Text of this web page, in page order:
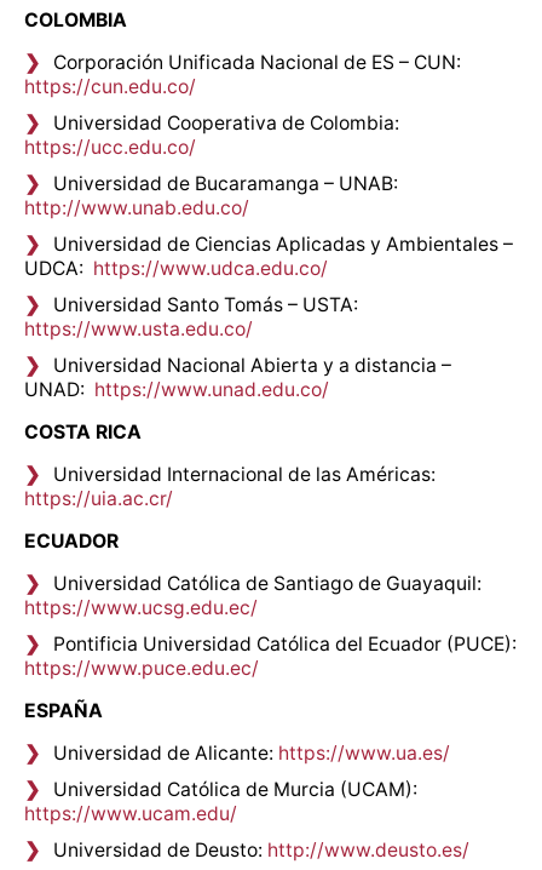
COLOMBIA
Corporación Unificada Nacional de ES – CUN:
https://cun.edu.co/
Universidad Cooperativa de Colombia:
https://ucc.edu.co/
Universidad de Bucaramanga – UNAB:
http://www.unab.edu.co/
Universidad de Ciencias Aplicadas y Ambientales –
UDCA: https://www.udca.edu.co/
Universidad Santo Tomás – USTA:
https://www.usta.edu.co/
Universidad Nacional Abierta y a distancia –
UNAD: https://www.unad.edu.co/
COSTA RICA
Universidad Internacional de las Américas:
https://uia.ac.cr/
ECUADOR
Universidad Católica de Santiago de Guayaquil:
https://www.ucsg.edu.ec/
Pontificia Universidad Católica del Ecuador (PUCE):
https://www.puce.edu.ec/
ESPAÑA
Universidad de Alicante: https://www.ua.es/
Universidad Católica de Murcia (UCAM):
https://www.ucam.edu/
Universidad de Deusto: http://www.deusto.es/